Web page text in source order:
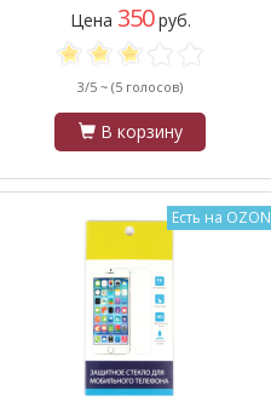
Цена 350руб.
3/5 ~ (5 голосов)
В корзину
Есть на OZON